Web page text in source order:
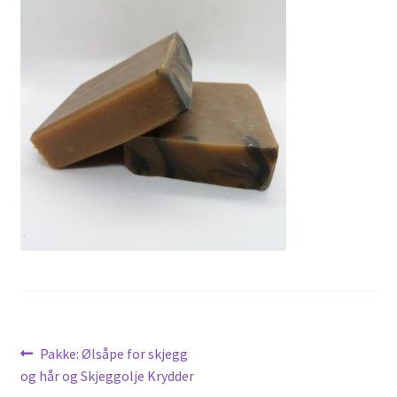
Kjøpsbetingelser
Min konto
Nyheter
Oljer
Om meg
Såpene
Til kassen
Vipps Checkout
Innleggsnavigasjon
Forrige
innlegg:
Pakke: Ølsåpe for skjegg
og hår og Skjeggolje Krydder